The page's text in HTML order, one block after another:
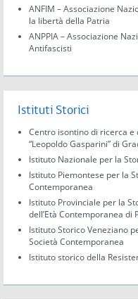
ANFIM – Associazione
la libertà della Patria
ANPPIA – Associazione
Antifascisti
Istituti Storici
Centro isontino di ricerca
“Leopoldo Gasparini” di
Istituto Nazionale per la
Istituto Piemontese per la
Contemporanea
Istituto Provinciale per la
dell’Età Contemporanea di
Istituto Storico Veneziano
Società Contemporanea
Istituto storico della